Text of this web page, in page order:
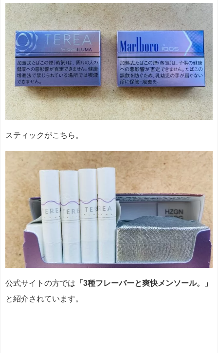
スティックがこちら。
公式サイトの方では 「3種フレーバーと爽快メンソール。」
と紹介されています。